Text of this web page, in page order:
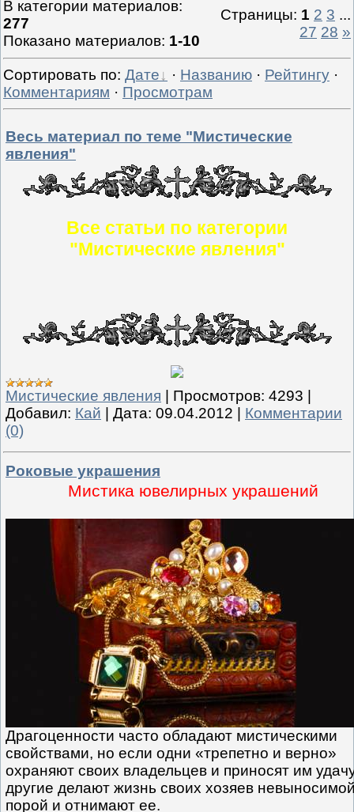
В категории материалов:
277
Показано материалов: 1-10
Страницы: 1 2 3 ...
27 28 »
Сортировать по: Дате · Названию · Рейтингу ·
Комментариям · Просмотрам
Весь материал по теме "Мистические
явления"
Все статьи по категории
"Мистические явления"
Мистические явления Просмотров: 4293
Добавил: Кай Дата: 09.04.2012
Комментарии
(0)
Роковые украшения
Мистика ювелирных украшений
Драгоценности часто обладают мистическими
свойствами, но если одни «трепетно и верно»
охраняют своих владельцев и приносят им
другие делают жизнь своих хозяев
порой и отнимают ее.